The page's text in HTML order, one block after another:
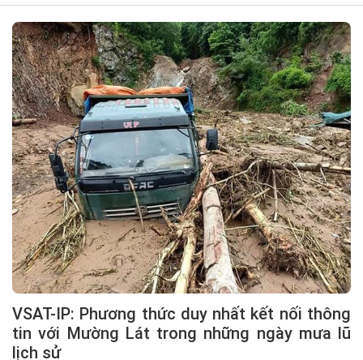
VSAT-IP: Phương thức duy nhất kết nối thông
tin với Mường Lát trong những ngày mưa lũ
lịch sử